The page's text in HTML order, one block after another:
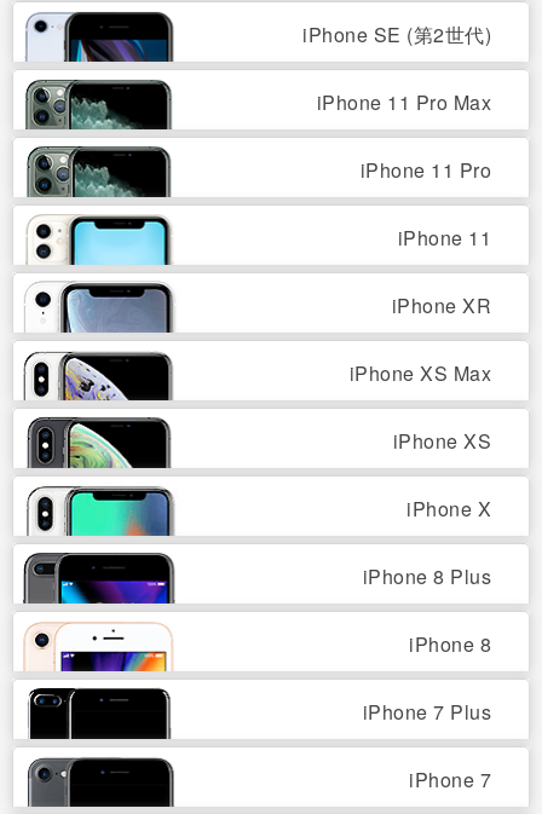
iPhone SE (第2世代)
iPhone 11 Pro Max
iPhone 11 Pro
iPhone 11
iPhone XR
iPhone XS Max
iPhone XS
iPhone X
iPhone 8 Plus
iPhone 8
iPhone 7 Plus
iPhone 7